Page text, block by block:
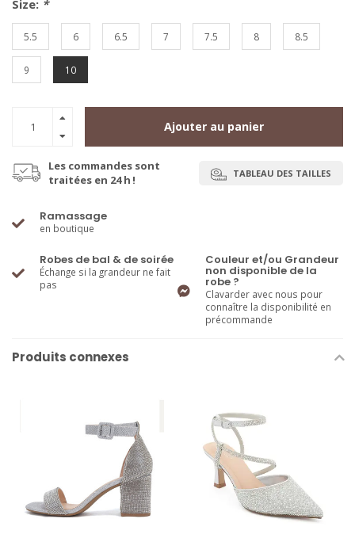
Size: *
5.5 6 6.5 7 7.5 8 8.5
9 10
Ajouter au panier
Les commandes sont
traitées en 24 h !
TABLEAU DES TAILLES
Ramassage
en boutique
Robes de bal & de soirée
Échange si la grandeur ne fait
pas
Couleur et/ou Grandeur
non disponible de la
robe ?
Clavarder avec nous pour
connaître la disponibilité en
précommande
Produits connexes